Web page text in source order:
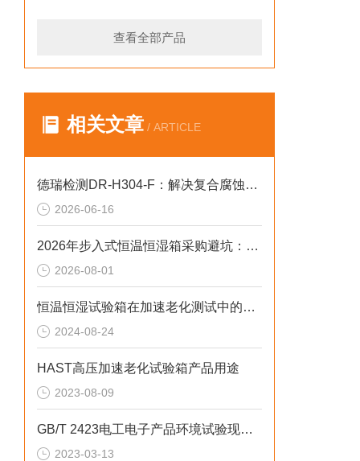
查看全部产品
相关文章 / ARTICLE
德瑞检测DR-H304-F：解决复合腐蚀不均2026选型标准
2026-06-16
2026年步入式恒温恒湿箱采购避坑：冷源、工况与合规选型逻辑
2026-08-01
恒温恒湿试验箱在加速老化测试中的作用
2024-08-24
HAST高压加速老化试验箱产品用途
2023-08-09
GB/T 2423电工电子产品环境试验现行标准下载
2023-03-13